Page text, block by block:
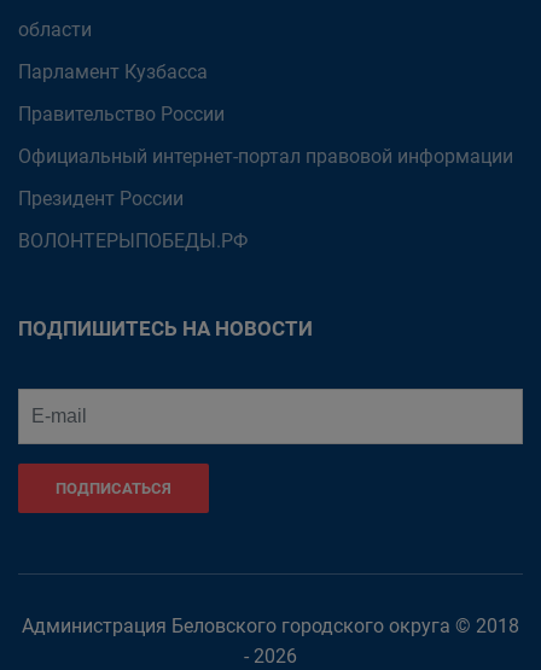
области
Парламент Кузбасса
Правительство России
Официальный интернет-портал правовой информации
Президент России
ВОЛОНТЕРЫПОБЕДЫ.РФ
ПОДПИШИТЕСЬ НА НОВОСТИ
ПОДПИСАТЬСЯ
Администрация Беловского городского округа © 2018
- 2026